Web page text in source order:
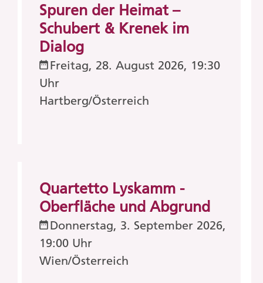
Spuren der Heimat –
Schubert & Krenek im
Dialog
Freitag, 28. August 2026, 19:30
Uhr
Hartberg/Österreich
Quartetto Lyskamm -
Oberfläche und Abgrund
Donnerstag, 3. September 2026,
19:00 Uhr
Wien/Österreich